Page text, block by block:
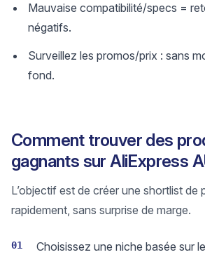
Mauvaise compatibilité/specs =
négatifs.
Surveillez les promos/prix : sans
fond.
Comment trouver des
gagnants sur AliExpress
L’objectif est de créer une shortlist de
rapidement, sans surprise de marge.
01
Choisissez une niche basée sur